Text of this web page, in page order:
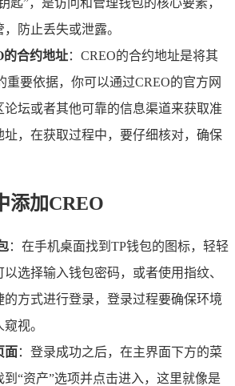
防止丢失或泄露。
的合约地址：CREO的合约地址是将其
重要依据，你可以通过CREO的官方网
论坛或者其他可靠的信息渠道来获取准
址，在获取过程中，要仔细核对，确保
添加CREO
：在手机桌面找到TP钱包的图标，轻轻
选择输入钱包密码，或者使用指纹、
的方式进行登录，登录过程要确保环境
视。
面：登录成功之后，在主界面下方的菜
“资产”选项并点击进入，这里就像是